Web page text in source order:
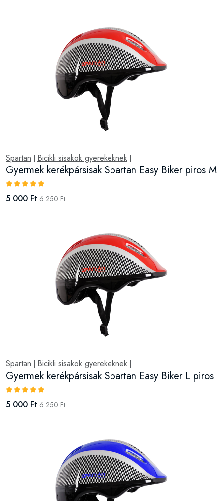
Spartan Bicikli sisakok gyerekeknek
Gyermek kerékpársisak Spartan Easy Biker piros M
5 000 Ft 6 250 Ft
Spartan Bicikli sisakok gyerekeknek
Gyermek kerékpársisak Spartan Easy Biker L piros
5 000 Ft 6 250 Ft